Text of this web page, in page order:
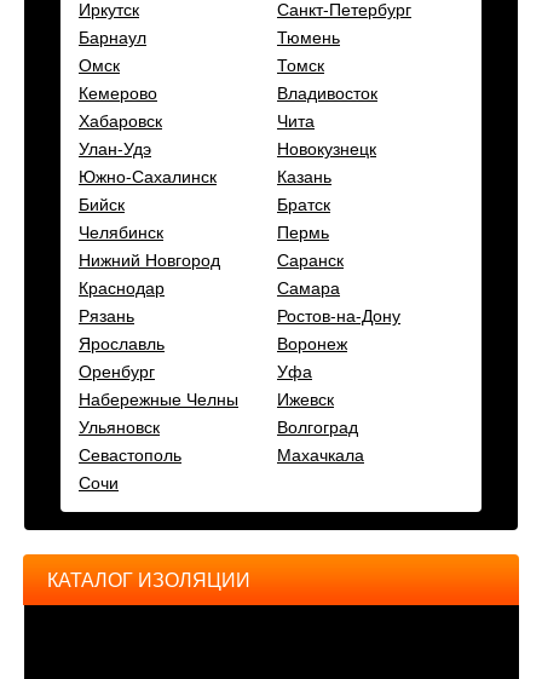
Иркутск
Санкт-Петербург
Барнаул
Тюмень
Омск
Томск
Кемерово
Владивосток
Хабаровск
Чита
Улан-Удэ
Новокузнецк
Южно-Сахалинск
Казань
Бийск
Братск
Челябинск
Пермь
Нижний Новгород
Саранск
Краснодар
Самара
Рязань
Ростов-на-Дону
Ярославль
Воронеж
Оренбург
Уфа
Набережные Челны
Ижевск
Ульяновск
Волгоград
Севастополь
Махачкала
Сочи
КАТАЛОГ ИЗОЛЯЦИИ